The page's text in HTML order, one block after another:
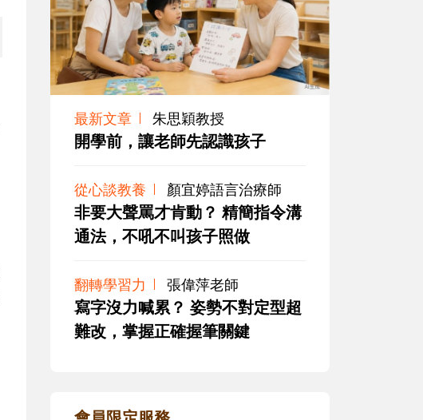
最新文章 朱思穎教授
開學前，讓老師先認識孩子
從心談教養 顏宜婷語言治療師
非要大聲罵才肯動？ 精簡指令溝
通法，不吼不叫孩子照做
翻轉學習力 張偉萍老師
寫字沒力喊累？ 姿勢不對定型超
難改，掌握正確握筆關鍵